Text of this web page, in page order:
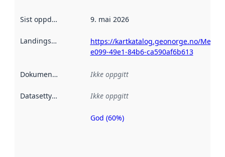
Sist oppdatert 9. mai 2026
Landingsside
https://kartkatalog.geonorge.no/
e099-49e1-84b6-ca590af6b613
Dokumentasjon Ikke oppgitt
Datasettype Ikke oppgitt
Metadatakvalitet
God (60%)